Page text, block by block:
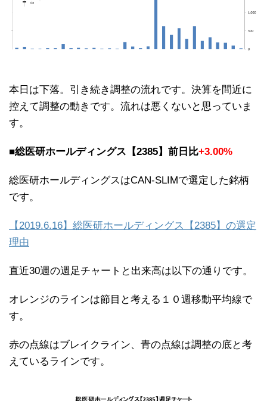
本日は下落。引き続き調整の流れです。決算を間近に
控えて調整の動きです。流れは悪くないと思っていま
す。
■総医研ホールディングス【2385】前日比+3.00%
総医研ホールディングスはCAN-SLIMで選定した銘柄
です。
【2019.6.16】総医研ホールディングス【2385】の選定
理由
直近30週の週足チャートと出来高は以下の通りです。
オレンジのラインは節目と考える１０週移動平均線で
す。
赤の点線はブレイクライン、青の点線は調整の底と考
えているラインです。